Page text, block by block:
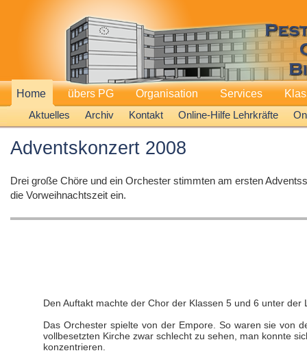
Home
Aktuelles
Archiv Kontakt Online-Hilfe Lehrkräfte
übers PG Organisation Services
Adventskonzert 2008
Drei große Chöre und ein Orchester stimmten am ersten
die Vorweihnachtszeit ein.
Den Auftakt machte der Chor der Klassen 5 und 6 unter der
Das Orchester spielte von der Empore. So waren sie von
vollbesetzten Kirche zwar schlecht zu sehen, man konnte
konzentrieren.